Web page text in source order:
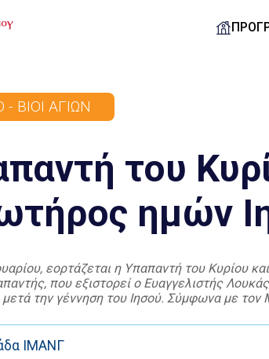
- ΒΊΟΙ ΑΓΊΩΝ
του
ημών
εορτάζεται η Υπαπαντή του Κυρίου
που εξιστορεί ο Ευαγγελιστής
την γέννηση του Ιησού. Σύμφωνα με
ΙΜΑΝΓ